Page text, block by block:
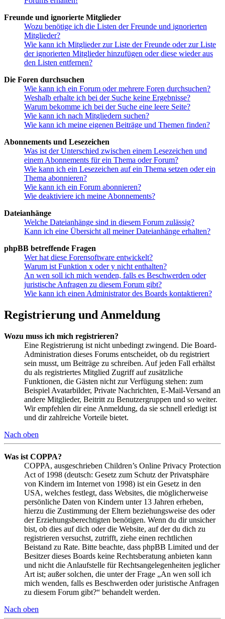
Freunde und ignorierte Mitglieder
Wozu benötige ich die Listen der Freunde und ignorierten
Mitglieder?
Wie kann ich Mitglieder zur Liste der Freunde oder zur Liste
der ignorierten Mitglieder hinzufügen oder diese wieder aus
den Listen entfernen?
Die Foren durchsuchen
Wie kann ich ein Forum oder mehrere Foren durchsuchen?
Weshalb erhalte ich bei der Suche keine Ergebnisse?
Warum bekomme ich bei der Suche eine leere Seite?
Wie kann ich nach Mitgliedern suchen?
Wie kann ich meine eigenen Beiträge und Themen finden?
Abonnements und Lesezeichen
Was ist der Unterschied zwischen einem Lesezeichen und
einem Abonnements für ein Thema oder Forum?
Wie kann ich ein Lesezeichen auf ein Thema setzen oder ein
Thema abonnieren?
Wie kann ich ein Forum abonnieren?
Wie deaktiviere ich meine Abonnements?
Dateianhänge
Welche Dateianhänge sind in diesem Forum zulässig?
Kann ich eine Übersicht all meiner Dateianhänge erhalten?
phpBB betreffende Fragen
Wer hat diese Forensoftware entwickelt?
Warum ist Funktion x oder y nicht enthalten?
An wen soll ich mich wenden, falls es Beschwerden oder
juristische Anfragen zu diesem Forum gibt?
Wie kann ich einen Administrator des Boards kontaktieren?
Registrierung und Anmeldung
Wozu muss ich mich registrieren?
Eine Registrierung ist nicht unbedingt zwingend. Die Board-
Administration dieses Forums entscheidet, ob du registriert
sein musst, um Beiträge zu schreiben. Auf jeden Fall erhältst
du als registriertes Mitglied Zugriff auf zusätzliche
Funktionen, die Gästen nicht zur Verfügung stehen: zum
Beispiel Avatarbilder, Private Nachrichten, E-Mail-Versand an
andere Mitglieder, Beitritt zu Benutzergruppen und so weiter.
Wir empfehlen dir eine Anmeldung, da sie schnell erledigt ist
und dir zahlreiche Vorteile bietet.
Nach oben
Was ist COPPA?
COPPA, ausgeschrieben Children’s Online Privacy Protection
Act of 1998 (deutsch: Gesetz zum Schutz der Privatsphäre
von Kindern im Internet von 1998) ist ein Gesetz in den
USA, welches festlegt, dass Websites, die möglicherweise
persönliche Daten von Kindern unter 13 Jahren erheben,
hierzu die Zustimmung der Eltern beziehungsweise des oder
der Erziehungsberechtigten benötigen. Wenn du dir unsicher
bist, ob dies auf dich oder die Website, auf der du dich zu
registrieren versuchst, zutrifft, ziehe einen rechtlichen
Beistand zu Rate. Bitte beachte, dass phpBB Limited und der
Besitzer dieses Boards keine Rechtsberatung anbieten kann
und nicht die Anlaufstelle für Rechtsangelegenheiten jeglicher
Art ist; außer solchen, die unter der Frage „An wen soll ich
mich wenden, falls es Beschwerden oder juristische Anfragen
zu diesem Forum gibt?“ behandelt werden.
Nach oben